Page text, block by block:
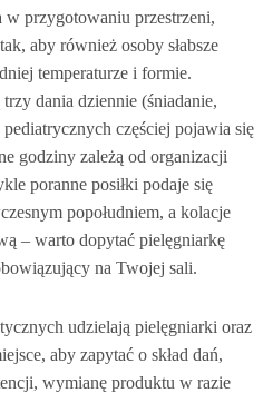
w przygotowaniu przestrzeni,
aby również osoby słabsze
temperaturze i formie.
dania dziennie (śniadanie,
częściej pojawia się
godziny zależą od organizacji
poranne posiłki podaje się
popołudniem, a kolacje
– warto dopytać pielęgniarkę
na Twojej sali.
udzielają pielęgniarki oraz
aby zapytać o skład dań,
wymianę produktu w razie